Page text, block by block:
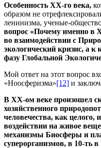
Особенность ХХ-го века,
образом не
ленинизма, ученые-
вопрос «Почему именно в
во взаимодействии с
экологический кризис, а к
фазу Глобальной
Мой ответ на этот вопрос
«Ноосферизма»[12] и
В ХХ-ом веке произошел
хозяйственного
человечества, как целого,
воздействии на живое
механизмы Биосферы и
суперорганизмов, в 10-ть